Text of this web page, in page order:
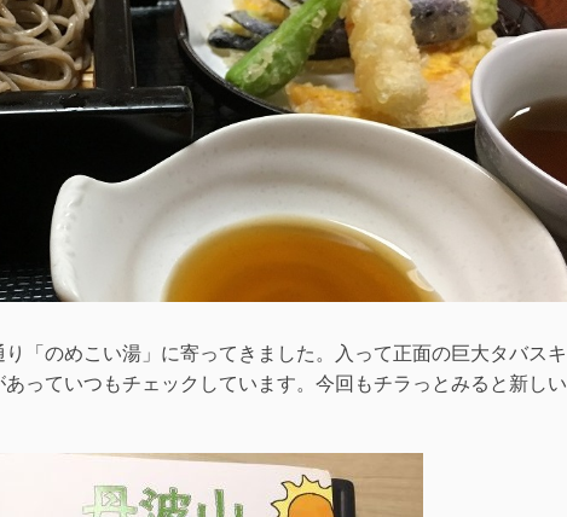
り「のめこい湯」に寄ってきました。入って正面の巨大タバス
っていつもチェックしています。今回もチラっとみると新し